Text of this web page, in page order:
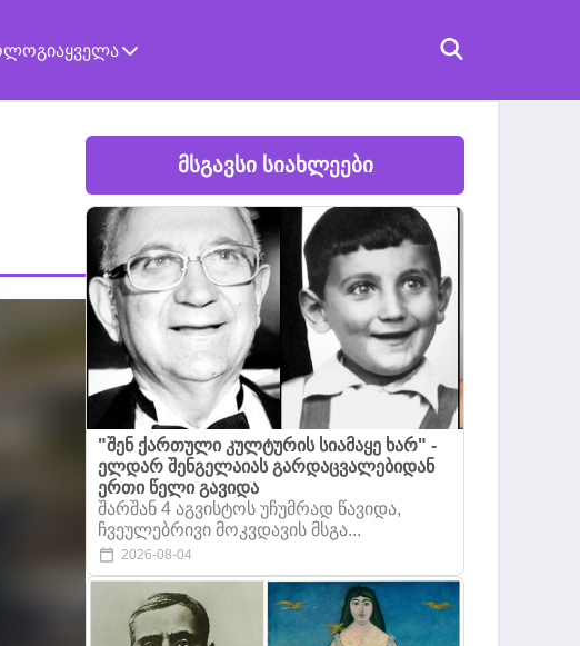
ყველა
მსგავსი სიახლეები
"შენ ქართული კულტურის სიამაყე ხარ" -
ელდარ შენგელაიას გარდაცვალებიდან
ერთი წელი გავიდა
შარშან 4 აგვისტოს უჩუმრად წავიდა,
ჩვეულებრივი მოკვდავის მსგა...
2026-08-04